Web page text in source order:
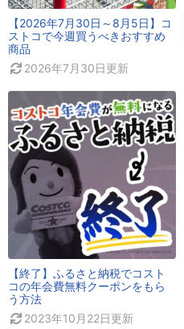
【2026年7月30日～8月5日】コ
ストコで今週買うべきおすすめ
商品
2026年7月30日更新
【終了】ふるさと納税でコスト
コの年会費無料クーポンをもら
う方法
2023年10月22日更新